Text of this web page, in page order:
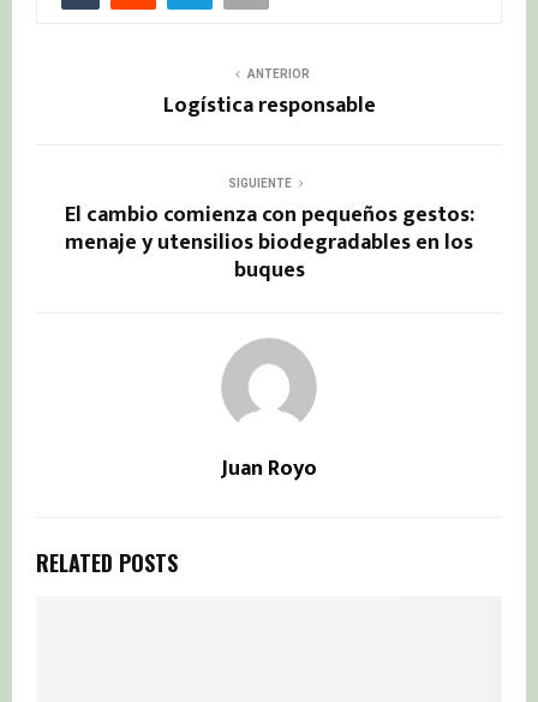
ANTERIOR
Logística responsable
SIGUIENTE
El cambio comienza con pequeños gestos:
menaje y utensilios biodegradables en los
buques
Juan Royo
RELATED POSTS